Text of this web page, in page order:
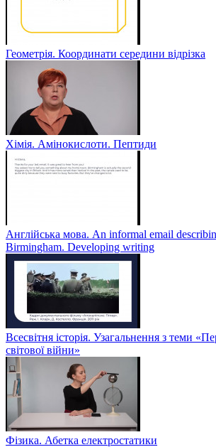
Геометрія. Координати середини відрізка
Хімія. Амінокислоти. Пептиди
Англійська мова. An informal email
Birmingham. Developing writing
Всесвітня історія. Узагальнення з теми
світової війни»
Фізика. Абетка електростатики